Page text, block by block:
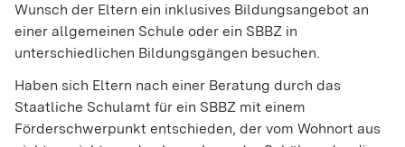
Wunsch der Eltern ein inklusives Bildungsangebot an
einer allgemeinen Schule oder ein SBBZ in
unterschiedlichen Bildungsgängen besuchen.
Haben sich Eltern nach einer Beratung durch das
Staatliche Schulamt für ein SBBZ mit einem
Förderschwerpunkt entschieden, der vom Wohnort aus